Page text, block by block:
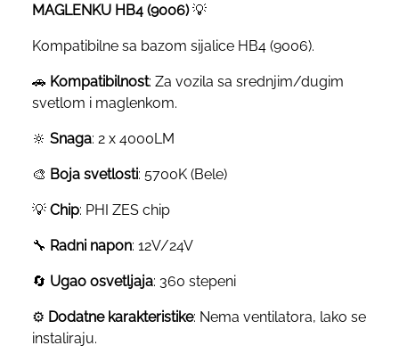
MAGLENKU HB4 (9006)💡
Kompatibilne sa bazom sijalice HB4 (9006).
🚗 Kompatibilnost: Za vozila sa srednjim/dugim
svetlom i maglenkom.
🔆 Snaga: 2 x 4000LM
🎨 Boja svetlosti: 5700K (Bele)
💡 Chip: PHI ZES chip
🔧 Radni napon: 12V/24V
🔄 Ugao osvetljaja: 360 stepeni
⚙️ Dodatne karakteristike: Nema ventilatora, lako se
instaliraju.